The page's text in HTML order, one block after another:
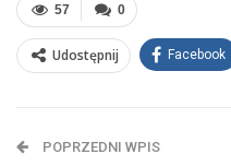
0
57
Udostępnij Facebook
POPRZEDNI WPIS